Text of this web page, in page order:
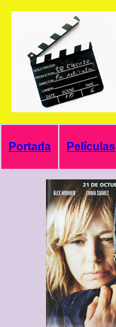
Portada Películas